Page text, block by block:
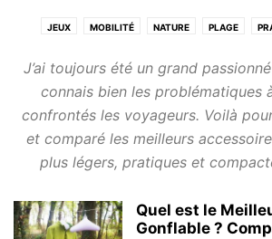
JEUX MOBILITÉ NATURE PLAGE
J’ai toujours été un grand
connais bien les problématiques
confrontés les voyageurs. Voilà
et comparé les meilleurs
plus légers, pratiques et
Quel est le
Gonflable ?